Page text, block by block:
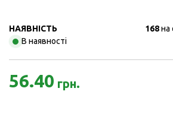
НАЯВНІСТЬ
В наявності
168на
56.40 грн.